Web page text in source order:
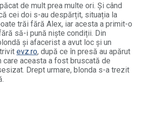
de mult prea multe ori. Și când
cei doi s-au despărțit, situația la
trăi fără Alex, iar acesta a primit-o
să-i pună niște condiții. Din
și afacerist a avut loc și un
evz.ro, după ce în presă au apărut
aceasta a fost bruscată de
Drept urmare, blonda s-a trezit